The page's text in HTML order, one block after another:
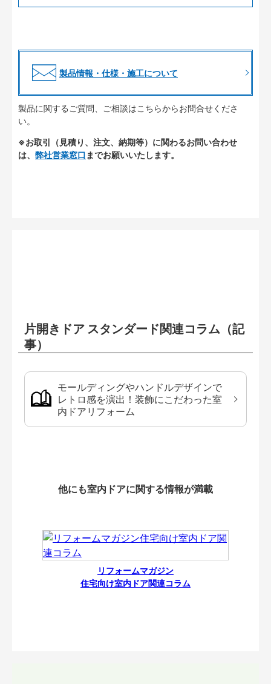
製品情報・仕様・施工について
製品に関するご質問、ご相談はこちらからお問合せくださ
い。
※お取引（見積り、注文、納期等）に関わるお問い合わせ
は、 弊社営業窓口 までお願いいたします。
片開きドア スタンダード関連コラム（記
事）
モールディングやハンドルデザインで
レトロ感を演出！装飾にこだわった室
内ドアリフォーム
他にも室内ドアに関する情報が満載
リフォームマガジン
住宅向け室内ドア関連コラム